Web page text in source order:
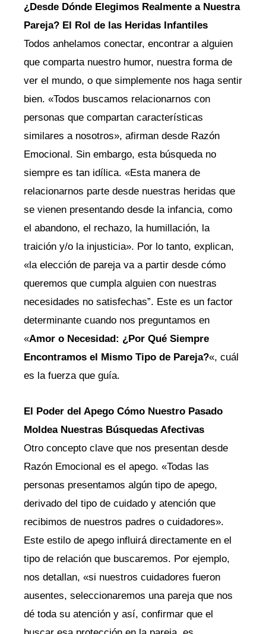
¿Desde Dónde Elegimos Realmente a Nuestra
Pareja? El Rol de las Heridas Infantiles
Todos anhelamos conectar, encontrar a alguien
que comparta nuestro humor, nuestra forma de
ver el mundo, o que simplemente nos haga sentir
bien. «Todos buscamos relacionarnos con
personas que compartan características
similares a nosotros», afirman desde Razón
Emocional. Sin embargo, esta búsqueda no
siempre es tan idílica. «Esta manera de
relacionarnos parte desde nuestras heridas que
se vienen presentando desde la infancia, como
el abandono, el rechazo, la humillación, la
traición y/o la injusticia». Por lo tanto, explican,
«la elección de pareja va a partir desde cómo
queremos que cumpla alguien con nuestras
necesidades no satisfechas”. Este es un factor
determinante cuando nos preguntamos en
«Amor o Necesidad: ¿Por Qué Siempre
Encontramos el Mismo Tipo de Pareja?«, cuál
es la fuerza que guía.
El Poder del Apego Cómo Nuestro Pasado
Moldea Nuestras Búsquedas Afectivas
Otro concepto clave que nos presentan desde
Razón Emocional es el apego. «Todas las
personas presentamos algún tipo de apego,
derivado del tipo de cuidado y atención que
recibimos de nuestros padres o cuidadores».
Este estilo de apego influirá directamente en el
tipo de relación que buscaremos. Por ejemplo,
nos detallan, «si nuestros cuidadores fueron
ausentes, seleccionaremos una pareja que nos
dé toda su atención y así, confirmar que el